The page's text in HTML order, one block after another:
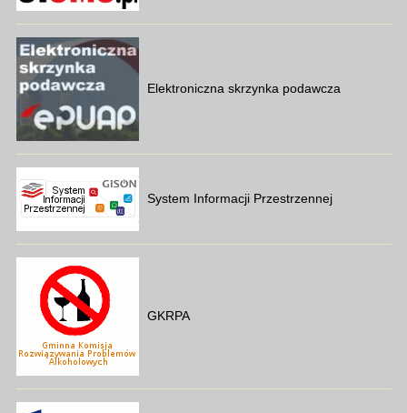
Elektroniczna skrzynka podawcza
System Informacji Przestrzennej
GKRPA